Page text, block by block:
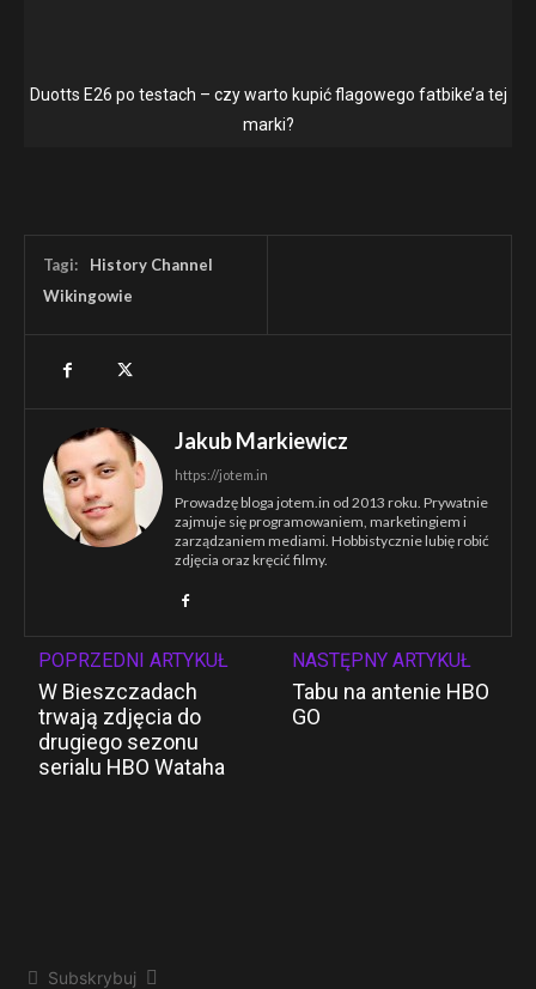
Duotts E26 po testach – czy warto kupić flagowego fatbike’a tej
marki?
Tagi:
History Channel
Wikingowie
Jakub Markiewicz
https://jotem.in
Prowadzę bloga jotem.in od 2013 roku. Prywatnie
zajmuje się programowaniem, marketingiem i
zarządzaniem mediami. Hobbistycznie lubię robić
zdjęcia oraz kręcić filmy.
POPRZEDNI ARTYKUŁ
W Bieszczadach
trwają zdjęcia do
drugiego sezonu
serialu HBO Wataha
NASTĘPNY ARTYKUŁ
Tabu na antenie HBO
GO
Subskrybuj